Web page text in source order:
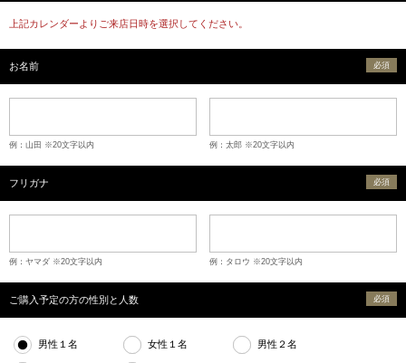
上記カレンダーよりご来店日時を選択してください。
お名前 必須
例：山田 ※20文字以内 例：太郎 ※20文字以内
フリガナ 必須
例：ヤマダ ※20文字以内 例：タロウ ※20文字以内
ご購入予定の方の性別と人数 必須
男性１名 女性１名 男性２名